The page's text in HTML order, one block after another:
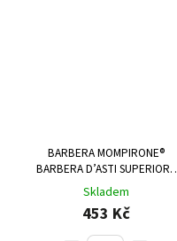
BARBERA MOMPIRONE®
BARBERA D’ASTI SUPERIORE
DOCG 0,75 L
Skladem
453 Kč